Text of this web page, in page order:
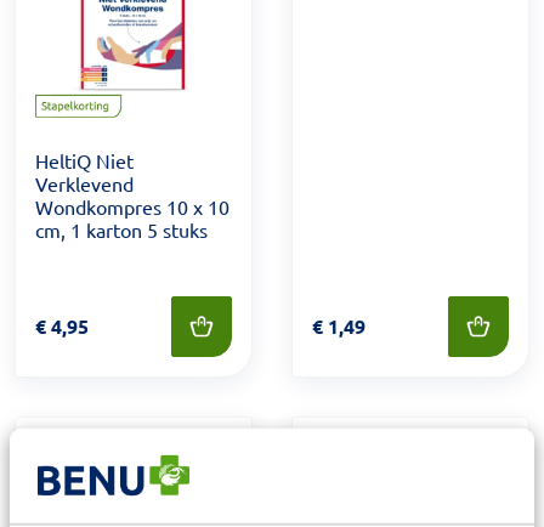
HeltiQ Niet
Verklevend
Wondkompres 10 x 10
cm, 1 karton 5 stuks
Prijs: € 4,95
€4,95 Prijs: € 1,49
€ 1,49